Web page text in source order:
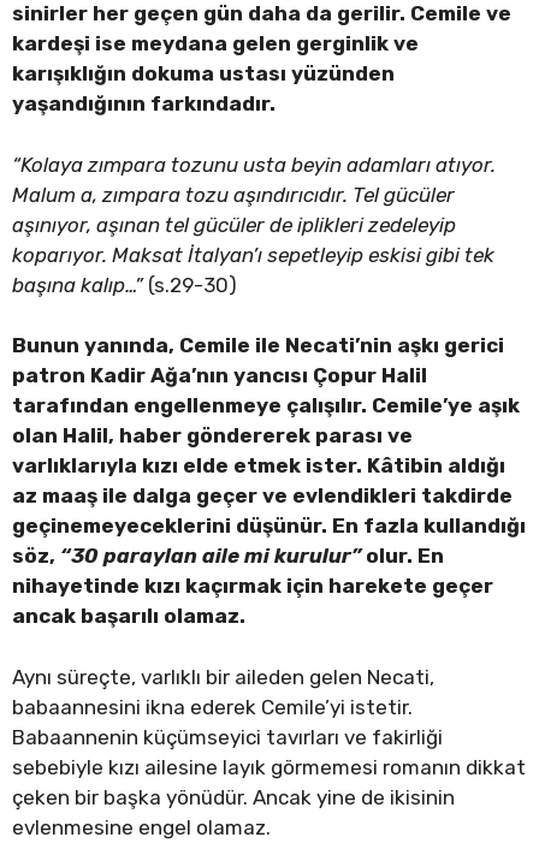
sinirler her geçen gün daha da gerilir. Cemile ve
kardeşi ise meydana gelen gerginlik ve
karışıklığın dokuma ustası yüzünden
yaşandığının farkındadır.
“Kolaya zımpara tozunu usta beyin adamları atıyor.
Malum a, zımpara tozu aşındırıcıdır. Tel gücüler
aşınıyor, aşınan tel gücüler de iplikleri zedeleyip
koparıyor. Maksat İtalyan’ı sepetleyip eskisi gibi tek
başına kalıp…”(s.29-30)
Bunun yanında, Cemile ile Necati’nin aşkı gerici
patron Kadir Ağa’nın yancısı Çopur Halil
tarafından engellenmeye çalışılır. Cemile’ye aşık
olan Halil, haber göndererek parası ve
varlıklarıyla kızı elde etmek ister. Kâtibin aldığı
az maaş ile dalga geçer ve evlendikleri takdirde
geçinemeyeceklerini düşünür. En fazla kullandığı
söz, “30 paraylan aile mi kurulur”olur. En
nihayetinde kızı kaçırmak için harekete geçer
ancak başarılı olamaz.
Aynı süreçte, varlıklı bir aileden gelen Necati,
babaannesini ikna ederek Cemile’yi istetir.
Babaannenin küçümseyici tavırları ve fakirliği
sebebiyle kızı ailesine layık görmemesi romanın dikkat
çeken bir başka yönüdür. Ancak yine de ikisinin
evlenmesine engel olamaz.